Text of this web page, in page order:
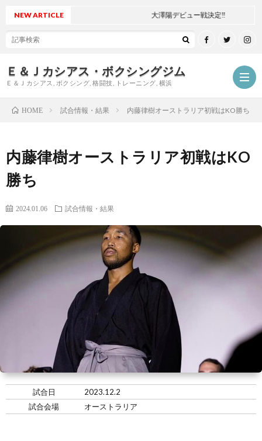
Ｅ＆Ｊカシアス・ボクシングジム
Ｅ＆Ｊカシアス, ボクシング, 格闘技, トレーニング, 横浜
報・
情
レ
入
ム
お
NEW ARTICLE 大澤陽デビュー戦決定‼
HOME 試合情報・結果 内藤律樹オーストラリア初戦はKO勝ち
内藤律樹オーストラリア初戦はKO
勝ち
2024.01.06 試合情報・結果
試合日
2023.12.2
試合会場
オーストラリア